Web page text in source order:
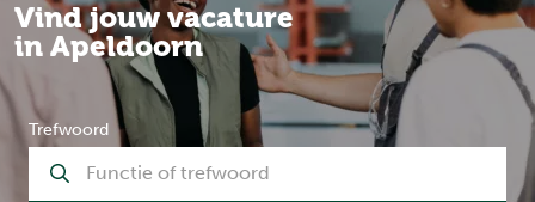
Vind jouw vacature
in Apeldoorn
Trefwoord